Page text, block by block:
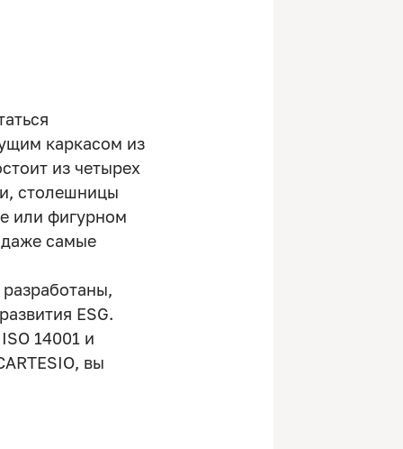
каркасом из
из четырех
столешницы
или фигурном
самые
ESG.
14001 и
вы